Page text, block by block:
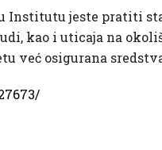
Institutu jeste pratiti
kao i uticaja na
već osigurana